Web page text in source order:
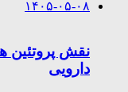
۱۴۰۵-۰۵-۰۸
نقش پروتئین
دارویی